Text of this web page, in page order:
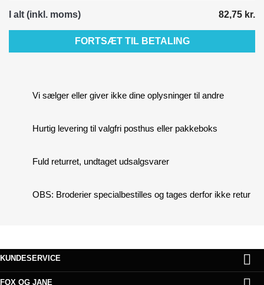
I alt (inkl. moms) 82,75 kr.
FORTSÆT TIL BETALING
Vi sælger eller giver ikke dine oplysninger til andre
Hurtig levering til valgfri posthus eller pakkeboks
Fuld returret, undtaget udsalgsvarer
OBS: Broderier specialbestilles og tages derfor ikke retur
KUNDESERVICE 
FOX OG JANE